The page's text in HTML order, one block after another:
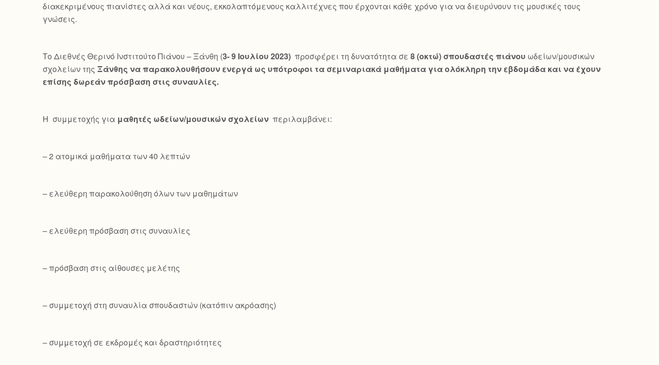
διακεκριμένους πιανίστες αλλά και νέους, εκκολαπτόμενους καλλιτέχνες που έρχονται κάθε χρόνο για να διευρύνουν τις μουσικές τους
γνώσεις.
Το Διεθνές Θερινό Ινστιτούτο Πιάνου – Ξάνθη (3- 9 Ιουλίου 2023) προσφέρει τη δυνατότητα σε 8 (οκτώ) σπουδαστές πιάνου ωδείων/μουσικών
σχολείων της Ξάνθης να παρακολουθήσουν ενεργά ως υπότροφοι τα σεμιναριακά μαθήματα για ολόκληρη την εβδομάδα και να έχουν
επίσης δωρεάν πρόσβαση στις συναυλίες.
Η συμμετοχής για μαθητές ωδείων/μουσικών σχολείων περιλαμβάνει:
– 2 ατομικά μαθήματα των 40 λεπτών
– ελεύθερη παρακολούθηση όλων των μαθημάτων
– ελεύθερη πρόσβαση στις συναυλίες
– πρόσβαση στις αίθουσες μελέτης
– συμμετοχή στη συναυλία σπουδαστών (κατόπιν ακρόασης)
– συμμετοχή σε εκδρομές και δραστηριότητες